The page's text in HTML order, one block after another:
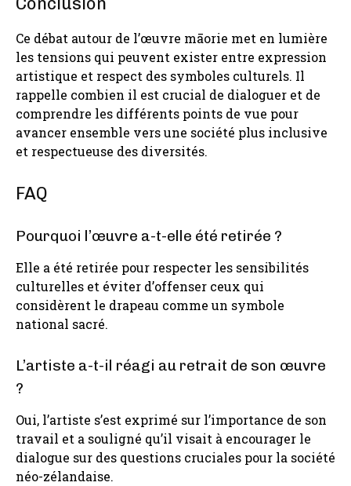
Ce débat autour de l’œuvre māorie met en lumière
les tensions qui peuvent exister entre expression
artistique et respect des symboles culturels. Il
rappelle combien il est crucial de dialoguer et de
comprendre les différents points de vue pour
avancer ensemble vers une société plus inclusive
et respectueuse des diversités.
FAQ
Pourquoi l’œuvre a-t-elle été retirée ?
Elle a été retirée pour respecter les sensibilités
culturelles et éviter d’offenser ceux qui
considèrent le drapeau comme un symbole
national sacré.
L’artiste a-t-il réagi au retrait de son œuvre
?
Oui, l’artiste s’est exprimé sur l’importance de son
travail et a souligné qu’il visait à encourager le
dialogue sur des questions cruciales pour la société
néo-zélandaise.